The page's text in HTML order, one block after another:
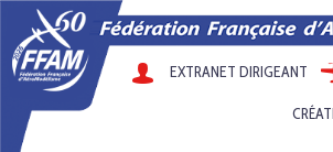
EXTRANET DIRIGEANT